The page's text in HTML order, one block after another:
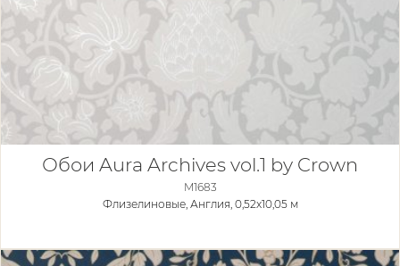
Обои Aura Archives vol.1 by Crown
M1683
Флизелиновые, Англия, 0,52x10,05 м